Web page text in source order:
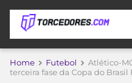
APOSTAS
Home Futebol
Atlético-
terceira fase da Copa do